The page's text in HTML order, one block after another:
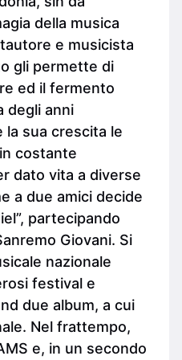
della musica
e musicista
gli permette di
ed il fermento
degli anni
la sua crescita le
costante
dato vita a diverse
a due amici decide
partecipando
Giovani. Si
nazionale
festival e
due album, a cui
Nel frattempo,
e, in un secondo